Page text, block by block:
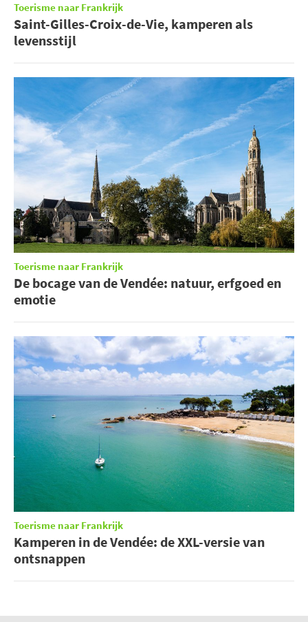
Toerisme naar Frankrijk
Saint-Gilles-Croix-de-Vie, kamperen als
levensstijl
Toerisme naar Frankrijk
De bocage van de Vendée: natuur, erfgoed en
emotie
Toerisme naar Frankrijk
Kamperen in de Vendée: de XXL-versie van
ontsnappen